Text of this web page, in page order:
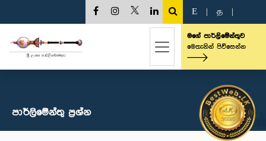
E த
මගේ පාර්ලිමේන්තුව
මෙතැනින් පිවිසෙන්න
පාර්ලි‌මේන්තු‌ ප්‍රශ්න